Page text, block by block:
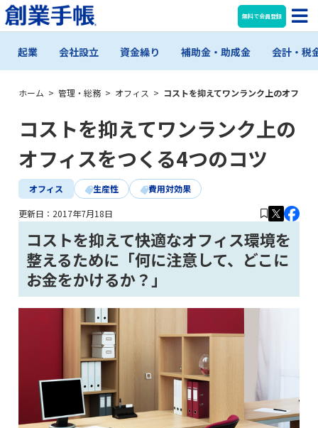
無料で会員登録
起業 会社設立 資金繰り 補助金・助成金 会計・税
ホーム > 管理・総務 > オフィス > コストを抑えてワンランク上のオフィ
コストを抑えてワンランク上の
オフィスをつくる4つのコツ
オフィス 生産性 費用対効果
更新日： 2017年7月18日
コストを抑えて快適なオフィス環境を
整えるために「何に注意して、どこに
お金をかけるか？」